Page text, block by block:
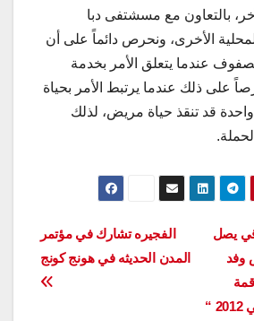
بالتعاون مع مسشتفى دبا
المحلية الأخرى، ونحرص دائماً على أن
عندما يتعلق الأمر بخدمة
على ذلك عندما يرتبط الأمر بحياة
قد تنقذ حياة مريض، لذلك
الفجيره تشارك في مؤتمر
المدن الحديثه في هونج كونج
يصل
وفد
“